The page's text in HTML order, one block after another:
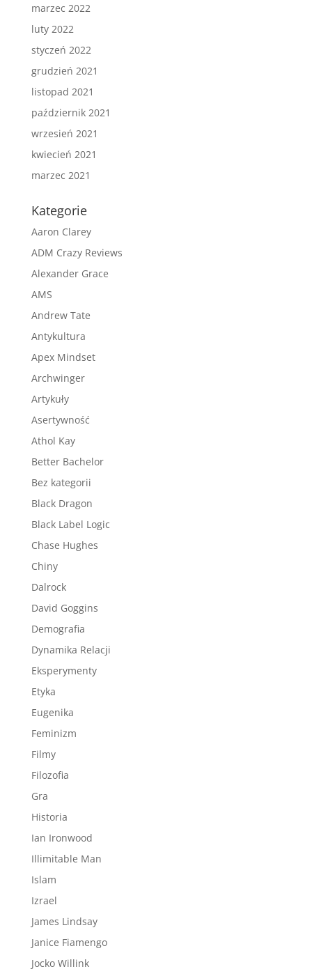
marzec 2022
luty 2022
styczeń 2022
grudzień 2021
listopad 2021
październik 2021
wrzesień 2021
kwiecień 2021
marzec 2021
Kategorie
Aaron Clarey
ADM Crazy Reviews
Alexander Grace
AMS
Andrew Tate
Antykultura
Apex Mindset
Archwinger
Artykuły
Asertywność
Athol Kay
Better Bachelor
Bez kategorii
Black Dragon
Black Label Logic
Chase Hughes
Chiny
Dalrock
David Goggins
Demografia
Dynamika Relacji
Eksperymenty
Etyka
Eugenika
Feminizm
Filmy
Filozofia
Gra
Historia
Ian Ironwood
Illimitable Man
Islam
Izrael
James Lindsay
Janice Fiamengo
Jocko Willink